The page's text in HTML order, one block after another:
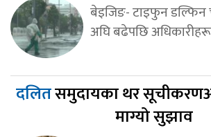
बेइजिङ- टाइफुन डल्फिन
अघि बढेपछि
दलितसमुदायका थर
माग्यो सुझाव